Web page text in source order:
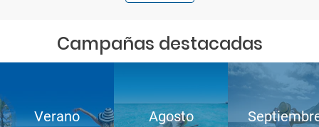
Campañas destacadas
Verano Agosto